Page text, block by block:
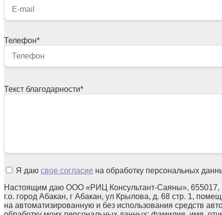
Телефон*
Текст благодарности*
Я даю свое согласие на обработку персональных
Настоящим даю ООО «РИЦ Консультант-Саяны», 655017,
г.о. город Абакан, г Абакан, ул Крылова, д. 68 стр. 1,
на автоматизированную и без использования средств